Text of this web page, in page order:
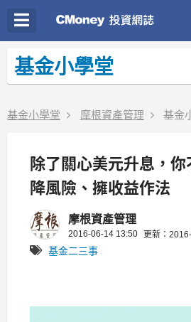
基金小學堂
基金小學堂 摩根資產管理 基金
除了關心美元升息，
降風險、擁收益作法
摩根資產管理
2016-06-14 13:50 更新：
基金二三事